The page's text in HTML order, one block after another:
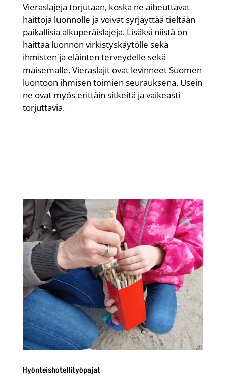
Vieraslajeja torjutaan, koska ne aiheuttavat
haittoja luonnolle ja voivat syrjäyttää tieltään
paikallisia alkuperäislajeja. Lisäksi niistä on
haittaa luonnon virkistyskäytölle sekä
ihmisten ja eläinten terveydelle sekä
maisemalle. Vieraslajit ovat levinneet Suomen
luontoon ihmisen toimien seurauksena. Usein
ne ovat myös erittäin sitkeitä ja vaikeasti
torjuttavia.
Hyönteishotellityöpajat